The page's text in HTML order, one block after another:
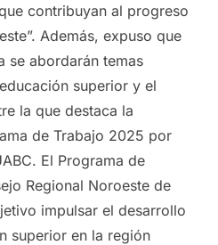
contribuyan al progreso
Además, expuso que
se abordarán temas
superior y el
la que destaca la
de Trabajo 2025 por
El Programa de
Regional Noroeste de
impulsar el desarrollo
superior en la región